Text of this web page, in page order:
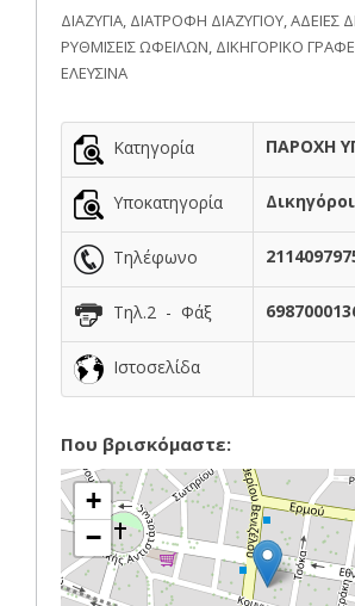
ΔΙΑΖΥΓΙΑ, ΔΙΑΤΡΟΦΗ ΔΙΑΖΥΓΙΟΥ, ΑΔΕΙΕΣ
ΡΥΘΜΙΣΕΙΣ ΩΦΕΙΛΩΝ, ΔΙΚΗΓΟΡΙΚΟ
ΕΛΕΥΣΙΝΑ
Κατηγορία ΠΑΡΟΧΗ
Υποκατηγορία Δικηγόροι
Τηλέφωνο
Τηλ.2 - Φάξ
Ιστοσελίδα
Που βρισκόμαστε:
+
−